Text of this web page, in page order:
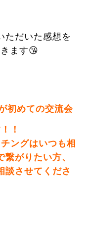
ただいた感想を
ます😘
初めての交流会
！
つも相
がりたい方、
させてくださ